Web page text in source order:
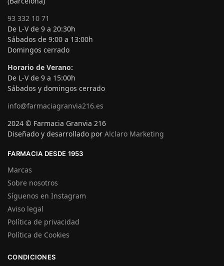
93 332 10 71
De L-V de 9 a 20:30h
Sábados de 9:00 a 13:00h
Domingos cerrado
Horario de Verano:
De L-V de 9 a 15:00h
Sábados y domingos cerrado
info@farmaciagranvia216.es
2024 © Farmacia Granvia 216
Diseñado y desarrollado por A!claro Marketing
FARMACIA DESDE 1953
Marcas
Sobre nosotros
Síguenos en Instagram
Aviso legal
Política de privacidad
Política de Cookies
CONDICIONES